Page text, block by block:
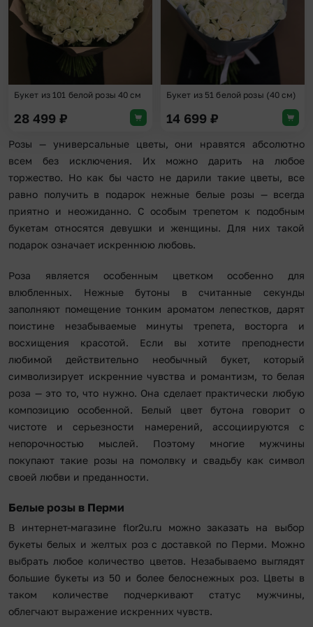
Букет из 101 белой розы 40 см
28 499 ₽
Букет из 51 белой розы (40 см)
14 699 ₽
Розы — универсальные цветы, они нравятся абсолютно
всем без исключения. Их можно дарить на любое
торжество. Но как бы часто не дарили такие цветы, все
равно получить в подарок нежные белые розы — всегда
приятно и неожиданно. С особым трепетом к подобным
букетам относятся девушки и женщины. Для них такой
подарок означает искреннюю любовь.
Роза является особенным цветком особенно для
влюбленных. Нежные бутоны в считанные секунды
заполняют помещение тонким ароматом лепестков, дарят
поистине незабываемые минуты трепета, восторга и
восхищения красотой. Если вы хотите преподнести
любимой действительно необычный букет, который
символизирует искренние чувства и романтизм, то белая
роза — это то, что нужно. Она сделает практически любую
композицию особенной. Белый цвет бутона говорит о
чистоте и серьезности намерений, ассоциируются с
непорочностью мыслей. Поэтому многие мужчины
покупают такие розы на помолвку и свадьбу как символ
своей любви и преданности.
Белые розы в Перми
В интернет-магазине flor2u.ru можно заказать на выбор
букеты белых и желтых роз с доставкой по Перми. Можно
выбрать любое количество цветов. Незабываемо выглядят
большие букеты из 50 и более белоснежных роз. Цветы в
таком количестве подчеркивают статус мужчины,
облегчают выражение искренних чувств.